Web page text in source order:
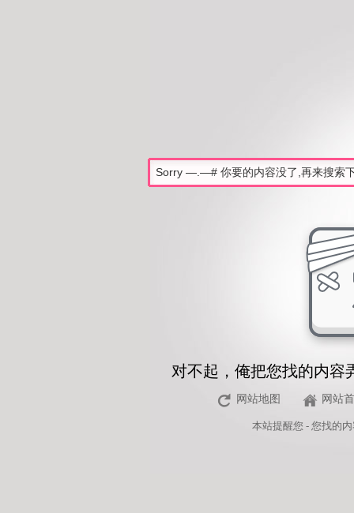
对不起，俺把您找的内容
网站地图 网站
本站提醒您 - 您找的